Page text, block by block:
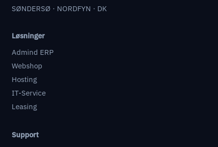
SØNDERSØ · NORDFYN · DK
Løsninger
Admind ERP
Webshop
Hosting
IT-Service
Leasing
Support